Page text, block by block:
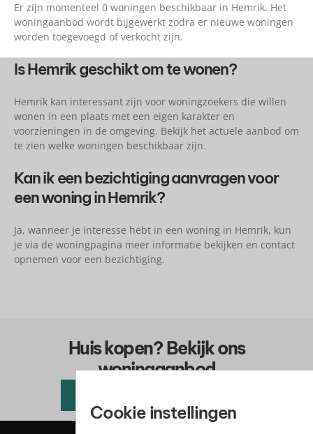
Er zijn momenteel 0 woningen beschikbaar in Hemrik. Het
woningaanbod wordt bijgewerkt zodra er nieuwe woningen
worden toegevoegd of verkocht zijn.
Is Hemrik geschikt om te wonen?
Hemrik kan interessant zijn voor woningzoekers die willen
wonen in een plaats met een eigen karakter en
voorzieningen in de omgeving. Bekijk het actuele aanbod om
te zien welke woningen beschikbaar zijn.
Kan ik een bezichtiging aanvragen voor
een woning in Hemrik?
Ja, wanneer je interesse hebt in een woning in Hemrik, kun
je via de woningpagina meer informatie bekijken en contact
opnemen voor een bezichtiging.
Huis kopen? Bekijk ons
woningaanbod
Cookie instellingen